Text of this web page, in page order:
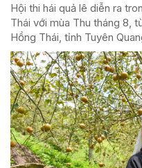
Hội thi hái quả lê diễn ra
Thái với mùa Thu tháng 8,
Hồng Thái, tỉnh Tuyên